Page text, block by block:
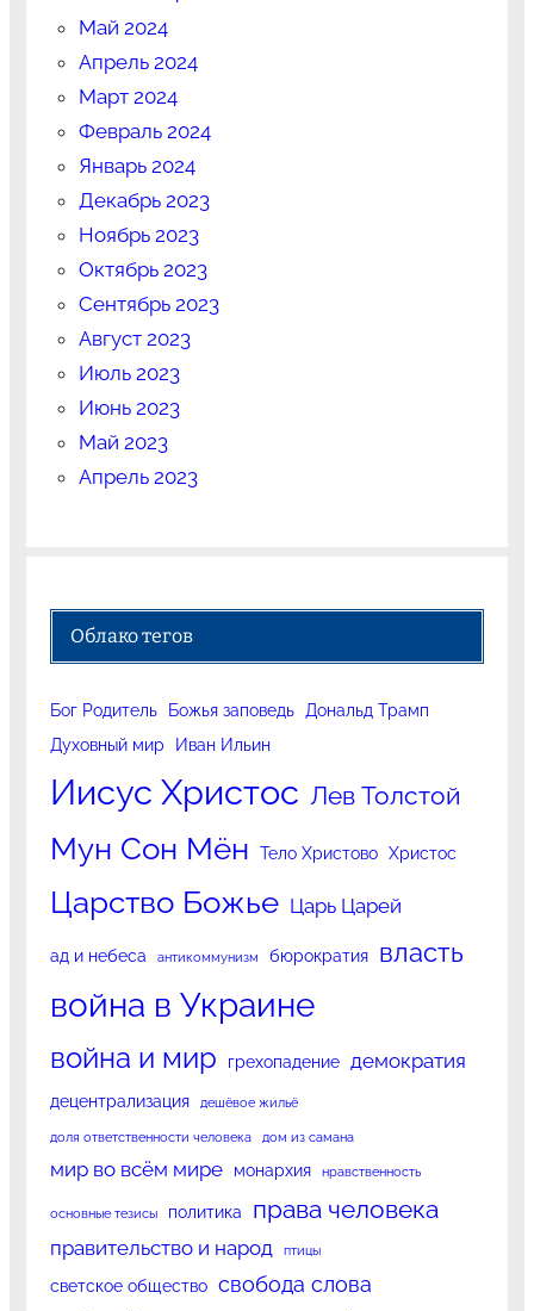
Май 2024
Апрель 2024
Март 2024
Февраль 2024
Январь 2024
Декабрь 2023
Ноябрь 2023
Октябрь 2023
Сентябрь 2023
Август 2023
Июль 2023
Июнь 2023
Май 2023
Апрель 2023
Облако тегов
Бог Родитель Божья заповедь
Дональд Трамп
Духовный мир
Иван Ильин
Иисус Христос Лев Толстой
Мун Сон Мён Тело Христово Христос
Царство Божье Царь Царей
ад и небеса антикоммунизм бюрократия власть
война в Украине
война и мир грехопадение демократия
децентрализация дешёвое жильё
доля ответственности человека дом из самана
мир во всём мире монархия нравственность
основные тезисы политика права человека
правительство и народ птицы
светское общество свобода слова